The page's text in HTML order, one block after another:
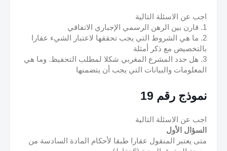
اجب عن الاسئلة التالية
1. قارن بين الرهن الرسمي الإجباري الاتفاقي
بالتخصيص مع ذكر أمثلة
المعلومات والبيانات التي يجب أن يتضمنها
نموذج رقم 19
اجب عن الاسئلة التالية
السؤال الأول